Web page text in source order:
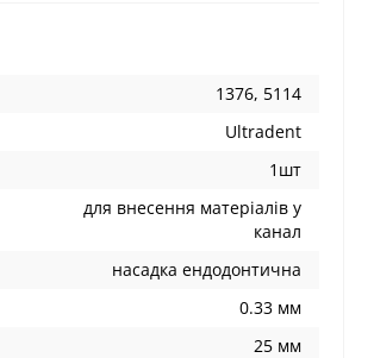
1376, 5114
Ultradent
1шт
для внесення матеріалів у
канал
насадка ендодонтична
0.33 мм
25 мм